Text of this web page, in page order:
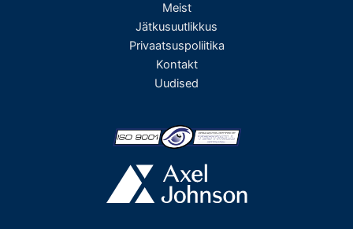
Meist
Jätkusuutlikkus
Privaatsuspoliitika
Kontakt
Uudised